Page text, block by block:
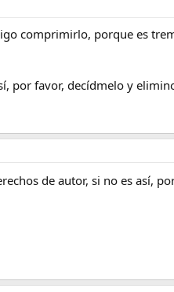
comprimirlo, porque es
por favor, decídmelo y
de autor, si no es así,